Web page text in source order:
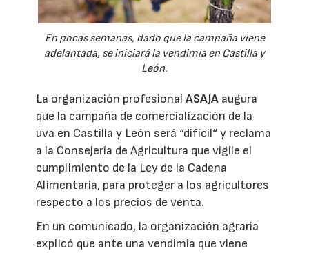
En pocas semanas, dado que la campaña viene
adelantada, se iniciará la vendimia en Castilla y
León.
La organización profesionalASAJA augura
que la campaña de comercialización de la
uva en Castilla y León será “difícil“ y reclama
a la Consejería de Agricultura que vigile el
cumplimiento de la Ley de la Cadena
Alimentaria, para proteger a los agricultores
respecto a los precios de venta.
En un comunicado, la organización agraria
explicó que ante una vendimia que viene